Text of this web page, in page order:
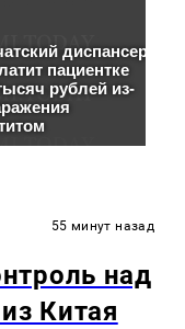
55 минут назад
над
Китая